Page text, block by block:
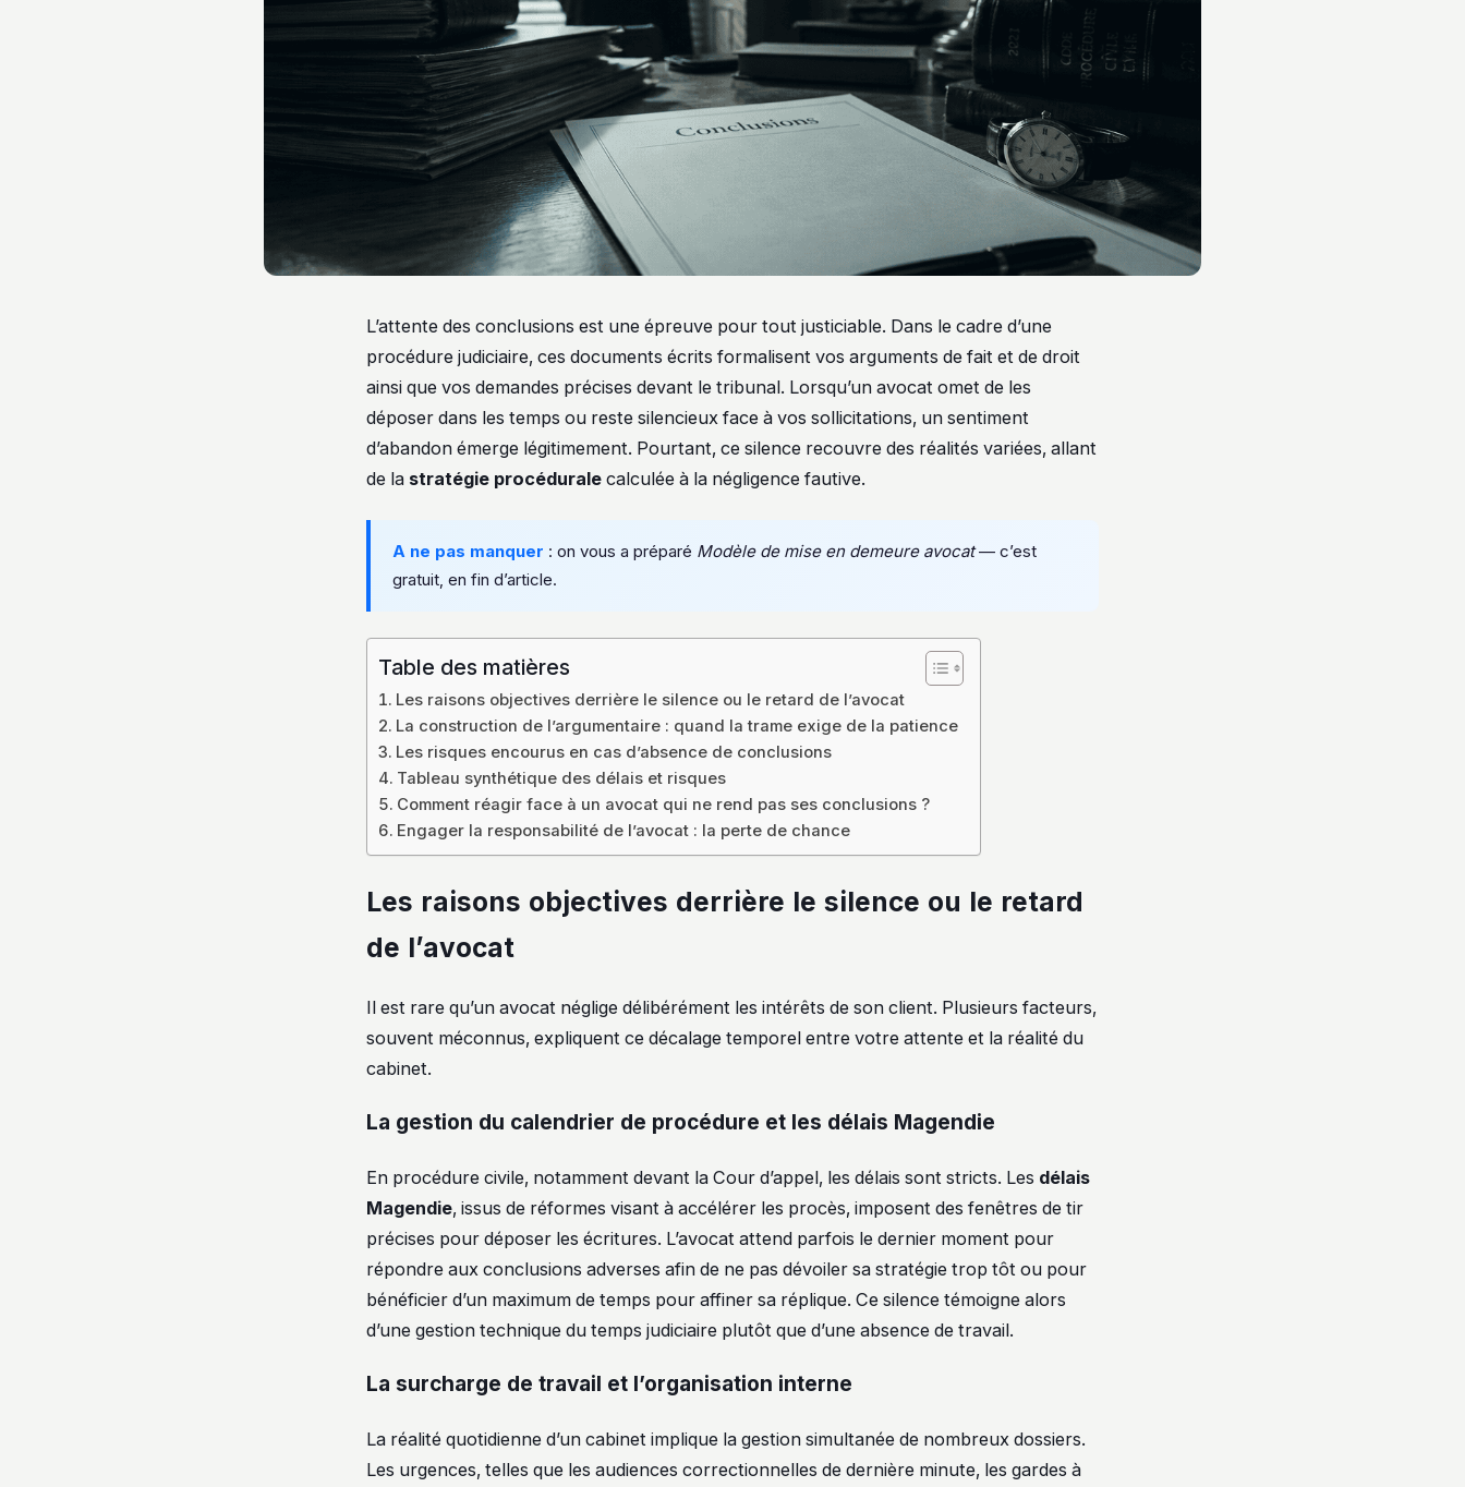
L’attente des conclusions est une épreuve pour tout justiciable. Dans le cadre d’une
procédure judiciaire, ces documents écrits formalisent vos arguments de fait et de droit
ainsi que vos demandes précises devant le tribunal. Lorsqu’un avocat omet de les
déposer dans les temps ou reste silencieux face à vos sollicitations, un sentiment
d’abandon émerge légitimement. Pourtant, ce silence recouvre des réalités variées, allant
de la stratégie procédurale calculée à la négligence fautive.
A ne pas manquer : on vous a préparé Modèle de mise en demeure avocat— c’est
gratuit, en fin d’article.
Table des matières
Les raisons objectives derrière le silence ou le retard de l’avocat
La construction de l’argumentaire : quand la trame exige de la patience
Les risques encourus en cas d’absence de conclusions
Tableau synthétique des délais et risques
Comment réagir face à un avocat qui ne rend pas ses conclusions ?
Engager la responsabilité de l’avocat : la perte de chance
Les raisons objectives derrière le silence ou le retard
de l’avocat
Il est rare qu’un avocat néglige délibérément les intérêts de son client. Plusieurs facteurs,
souvent méconnus, expliquent ce décalage temporel entre votre attente et la réalité du
cabinet.
La gestion du calendrier de procédure et les délais Magendie
En procédure civile, notamment devant la Cour d’appel, les délais sont stricts. Les délais
Magendie, issus de réformes visant à accélérer les procès, imposent des fenêtres de tir
précises pour déposer les écritures. L’avocat attend parfois le dernier moment pour
répondre aux conclusions adverses afin de ne pas dévoiler sa stratégie trop tôt ou pour
bénéficier d’un maximum de temps pour affiner sa réplique. Ce silence témoigne alors
d’une gestion technique du temps judiciaire plutôt que d’une absence de travail.
La surcharge de travail et l’organisation interne
La réalité quotidienne d’un cabinet implique la gestion simultanée de nombreux dossiers.
Les urgences, telles que les audiences correctionnelles de dernière minute, les gardes à